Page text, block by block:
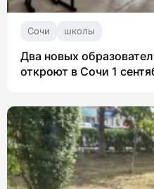
Сочи школы
Два новых
откроют в Сочи 1